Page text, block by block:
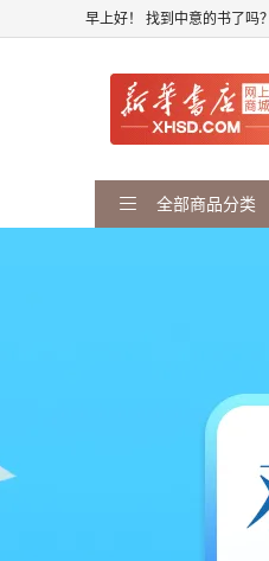
早上好！ 找到中意的书了吗？
全部商品分类